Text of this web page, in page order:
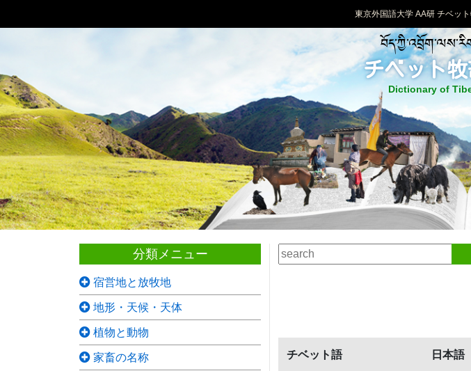
東京外国語大学 AA研 チベッ
チベット
Dictionary of
分類メニュー
宿営地と放牧地
地形・天候・天体
植物と動物
家畜の名称 チベット語 日本語